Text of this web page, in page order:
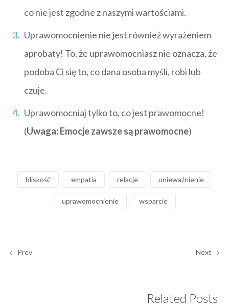
co nie jest zgodne z naszymi wartościami.
Uprawomocnienie nie jest również wyrażeniem
aprobaty! To, że uprawomocniasz nie oznacza, że
podoba Ci się to, co dana osoba myśli, robi lub
czuje.
Uprawomocniaj tylko to, co jest prawomocne!
(Uwaga: Emocje zawsze są prawomocne)
bliskość empatia relacje unieważnienie
uprawomocnienie wsparcie
Prev Next
Related Posts